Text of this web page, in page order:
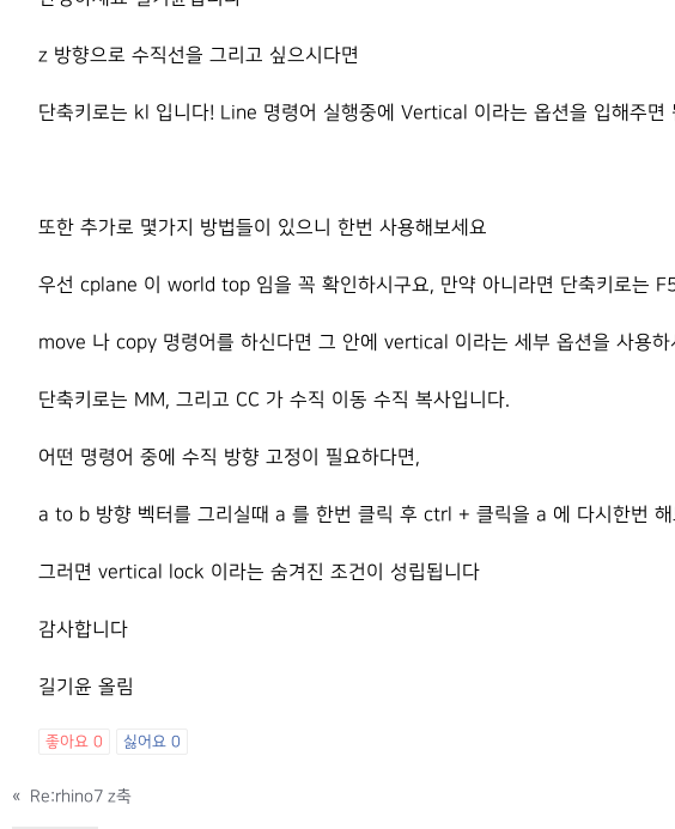
z 방향으로 수직선을 그리고 싶으시다면
단축키로는 kl 입니다! Line 명령어 실행중에 Vertical 이라는 옵션을 입해주면
또한 추가로 몇가지 방법들이 있으니 한번 사용해보세요
우선 cplane 이 world top 임을 꼭 확인하시구요, 만약 아니라면 단축키로는
move 나 copy 명령어를 하신다면 그 안에 vertical 이라는 세부 옵션을 사용하
단축키로는 MM, 그리고 CC 가 수직 이동 수직 복사입니다.
어떤 명령어 중에 수직 방향 고정이 필요하다면,
a to b 방향 벡터를 그리실때 a 를 한번 클릭 후 ctrl + 클릭을 a 에 다시한번 해
그러면 vertical lock 이라는 숨겨진 조건이 성립됩니다
감사합니다
길기윤 올림
좋아요 0 싫어요 0
« Re:rhino7 z축